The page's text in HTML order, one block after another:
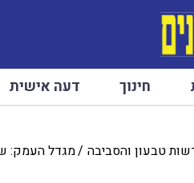
חינוך דעה אישית
טבעון והסביבה מגדל העמק: